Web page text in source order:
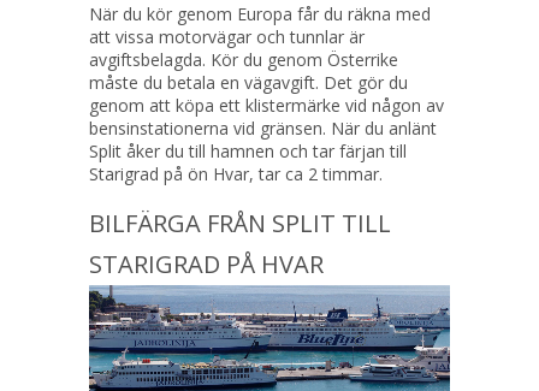
När du kör genom Europa får du räkna med
att vissa motorvägar och tunnlar är
avgiftsbelagda. Kör du genom Österrike
måste du betala en vägavgift. Det gör du
genom att köpa ett klistermärke vid någon av
bensinstationerna vid gränsen. När du anlänt
Split åker du till hamnen och tar färjan till
Starigrad på ön Hvar, tar ca 2 timmar.
BILFÄRGA FRÅN SPLIT TILL
STARIGRAD PÅ HVAR